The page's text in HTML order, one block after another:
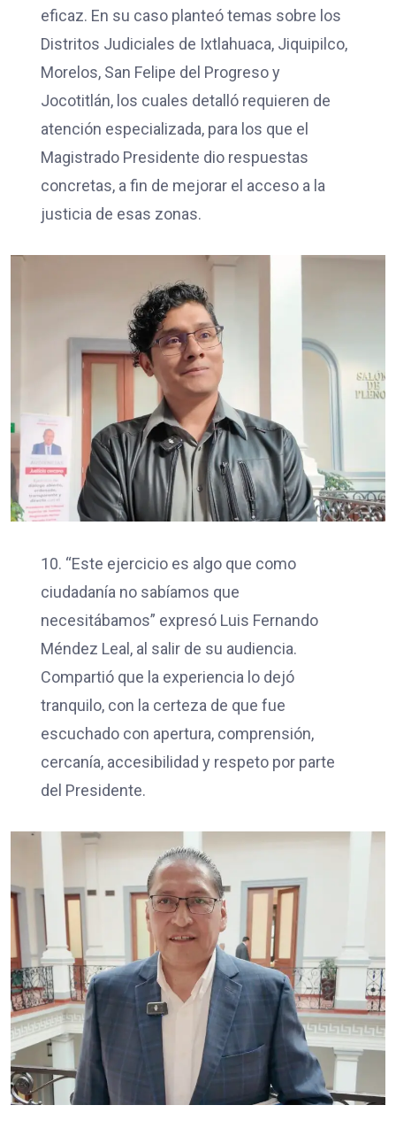
eficaz. En su caso planteó temas sobre los
Distritos Judiciales de Ixtlahuaca, Jiquipilco,
Morelos, San Felipe del Progreso y
Jocotitlán, los cuales detalló requieren de
atención especializada, para los que el
Magistrado Presidente dio respuestas
concretas, a fin de mejorar el acceso a la
justicia de esas zonas.
10. “Este ejercicio es algo que como
ciudadanía no sabíamos que
necesitábamos” expresó Luis Fernando
Méndez Leal, al salir de su audiencia.
Compartió que la experiencia lo dejó
tranquilo, con la certeza de que fue
escuchado con apertura, comprensión,
cercanía, accesibilidad y respeto por parte
del Presidente.